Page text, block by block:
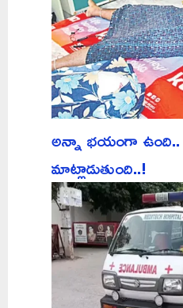
అన్నా భయంగా ఉంది..
మాట్లాడుతుంది..!